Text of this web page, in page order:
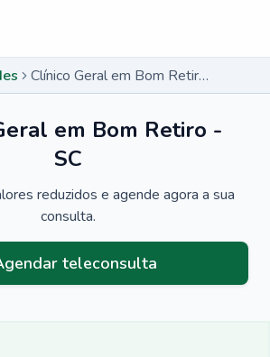
Clínico Geral em Bom Retiro - SC
em Bom Retiro -
SC
reduzidos e agende agora a sua
consulta.
teleconsulta